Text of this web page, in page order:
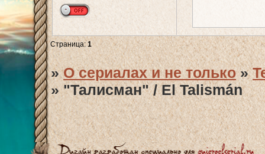
Страница:1
»О сериалах и не только »
»"Талисман" / El Talismán